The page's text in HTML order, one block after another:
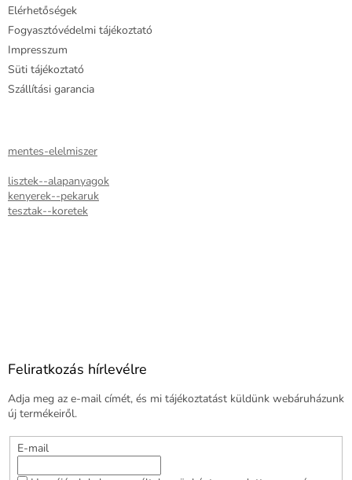
Elérhetőségek
Fogyasztóvédelmi tájékoztató
Impresszum
Süti tájékoztató
Szállítási garancia
mentes-elelmiszer
lisztek--alapanyagok
kenyerek--pekaruk
tesztak--koretek
Feliratkozás hírlevélre
Adja meg az e-mail címét, és mi tájékoztatást küldünk webáruházunk
új termékeiről.
E-mail